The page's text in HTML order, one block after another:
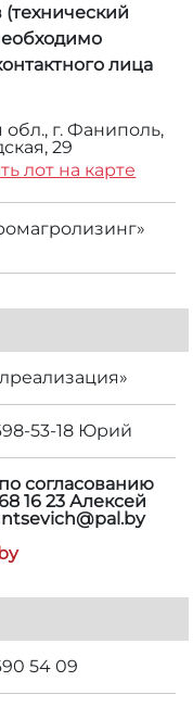
лица
г. Фаниполь,
29
лот на карте
53-18 Юрий
согласованию
16 23 Алексей
54 09